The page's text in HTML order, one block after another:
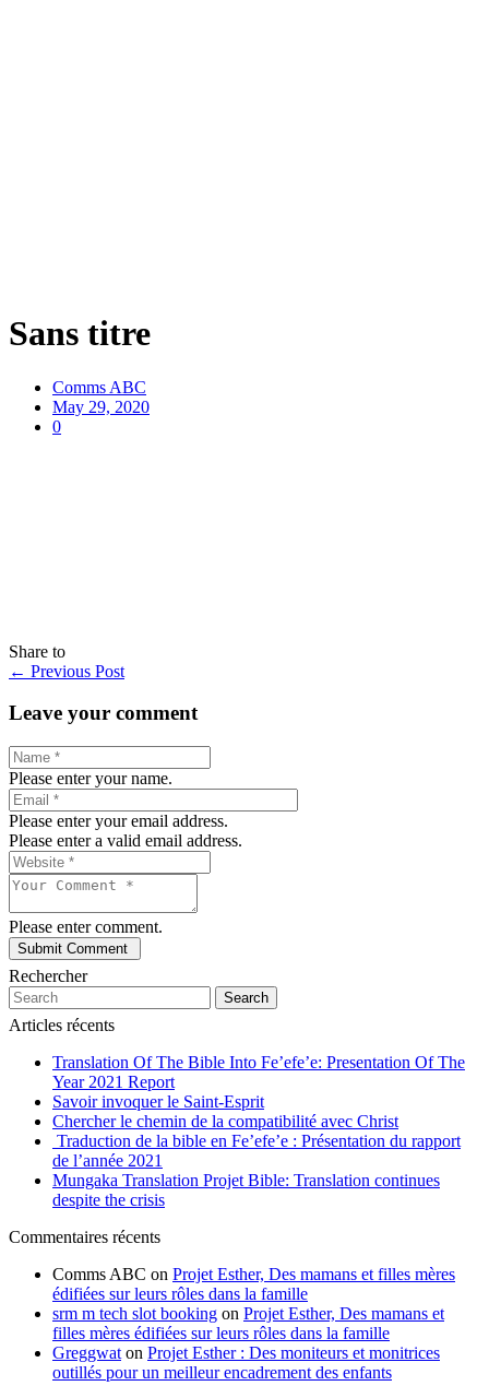
Sans titre
Comms ABC
May 29, 2020
0
Share to
← Previous Post
Leave your comment
Please enter your name.
Please enter your email address.
Please enter a valid email address.
Please enter comment.
Rechercher
Search
Articles récents
Translation Of The Bible Into Fe’efe’e: Presentation Of The
Year 2021 Report
Savoir invoquer le Saint-Esprit
Chercher le chemin de la compatibilité avec Christ
Traduction de la bible en Fe’efe’e : Présentation du rapport
de l’année 2021
Mungaka Translation Projet Bible: Translation continues
despite the crisis
Commentaires récents
Comms ABC on Projet Esther, Des mamans et filles mères
édifiées sur leurs rôles dans la famille
srm m tech slot booking on Projet Esther, Des mamans et
filles mères édifiées sur leurs rôles dans la famille
Greggwat on Projet Esther : Des moniteurs et monitrices
outillés pour un meilleur encadrement des enfants